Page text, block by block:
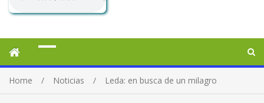
Home Noticias Leda: en busca de un milagro